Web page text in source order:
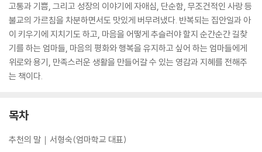
고통과 기쁨, 그리고 성장의 이야기에 자애심, 단순함, 무조건적인 사랑 등
불교의 가르침을 차분하면서도 맛있게 버무려냈다. 반복되는 집안일과 아
이 키우기에 지치기도 하고, 마음을 어떻게 추슬러야 할지 순간순간 길찾
기를 하는 엄마들, 마음의 평화와 행복을 유지하고 싶어 하는 엄마들에게
위로와 용기, 만족스러운 생활을 만들어갈 수 있는 영감과 지혜를 전해주
는 책이다.
목차
추천의 말｜서형숙(엄마학교 대표)